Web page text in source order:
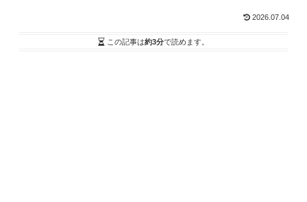
2026.07.04
この記事は約3分で読めます。